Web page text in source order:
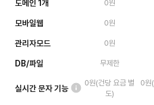
도메인 1개 0원
모바일웹 0원
관리자모드 0원
DB/파일 무제한
실시간 문자 기능
0원(건당 요금 별
도)
0원